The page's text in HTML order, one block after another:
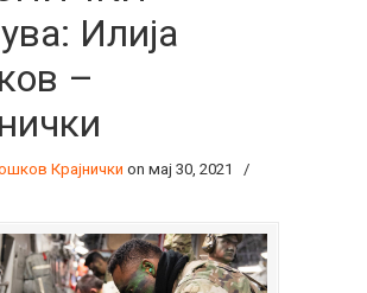
Илија
–
Крајнички on мај 30, 2021
/